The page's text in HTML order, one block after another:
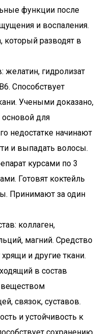
функции после
и воспаления.
разводят в
желатин, гидролизат
Способствует
Учеными доказано,
основой для
недостатке начинают
и выпадать волосы.
курсами по 3
Готовят коктейль
Принимают за один
коллаген,
магний. Средство
и другие ткани.
в состав
веществом
связок, суставов.
и устойчивость к